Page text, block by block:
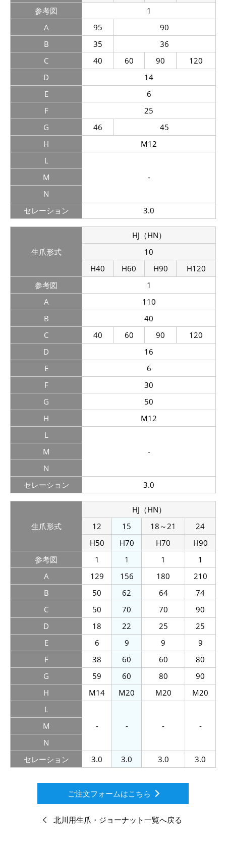
参考図
1
A
95
90
B
35
36
C
40 60 90
120
D
14
E
6
F
25
G
46
45
H
M12
L
-
M
N
セレーション
3.0
生爪形式
HJ（HN）
10
H40
H60 H90
H120
参考図
1
A
110
B
40
C
40 60 90
120
D
16
E
6
F
30
G
50
H
M12
L
-
M
N
セレーション
3.0
生爪形式
HJ（HN）
12
15 18～21
24
H50
H70 H70
H90
参考図
1 1 1
1
A
129 156 180
210
B
50 62 64
74
C
50 70 70
90
D
18 22 25
25
E
6 9 9
9
F
38 60 60
80
G
59 60 80
90
H
M14 M20 M20
M20
L
-
- - -
M
N
セレーション
3.0 3.0 3.0 3.0
ご注文フォームはこちら
北川用生爪・ジョーナット一覧へ戻る